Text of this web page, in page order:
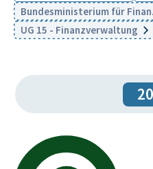
Bundesministerium für
UG 15 - Finanzverwaltung